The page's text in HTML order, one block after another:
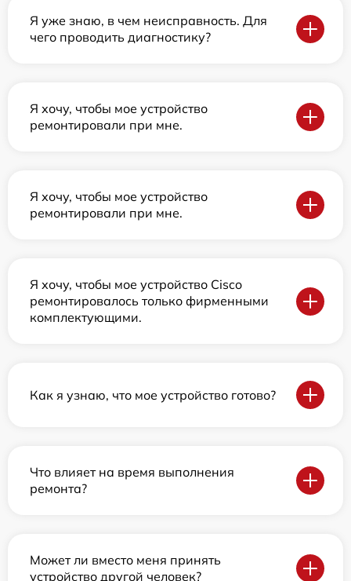
Я уже знаю, в чем неисправность. Для
чего проводить диагностику?
Я хочу, чтобы мое устройство
ремонтировали при мне.
Я хочу, чтобы мое устройство
ремонтировали при мне.
Я хочу, чтобы мое устройство Cisco
ремонтировалось только фирменными
комплектующими.
Как я узнаю, что мое устройство готово?
Что влияет на время выполнения
ремонта?
Может ли вместо меня принять
устройство другой человек?